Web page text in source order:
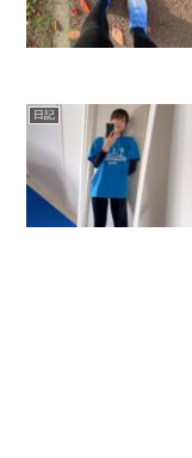
日記